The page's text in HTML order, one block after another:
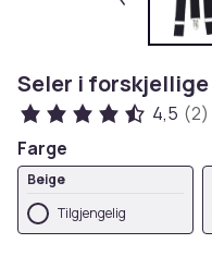
Seler i
4,5 (2)
Farge
Beige
Tilgjengelig